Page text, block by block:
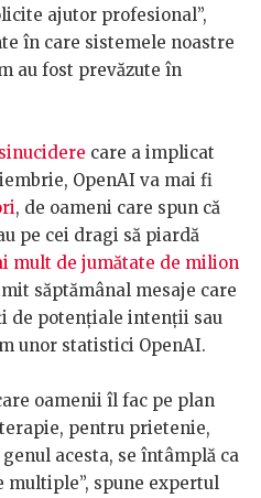
ajutor profesional”,
în care sistemele noastre
au fost prevăzute în
sinucidere care a implicat
OpenAI va mai fi
, de oameni care spun că
pe cei dragi să piardă
mult de jumătate de milion
săptămânal mesaje care
de potențiale intenții sau
unor statistici OpenAI.
oamenii îl fac pe plan
pentru prietenie,
acesta, se întâmplă ca
multiple”, spune expertul